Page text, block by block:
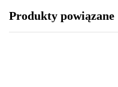
Produkty powiązane